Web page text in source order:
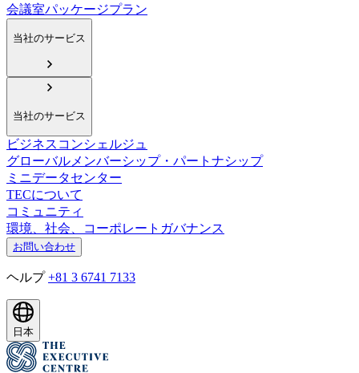
会議室パッケージプラン
当社のサービス
当社のサービス
ビジネスコンシェルジュ
グローバルメンバーシップ・パートナシップ
ミニデータセンター
TECについて
コミュニティ
環境、社会、コーポレートガバナンス
お問い合わせ
ヘルプ +81 3 6741 7133
日本